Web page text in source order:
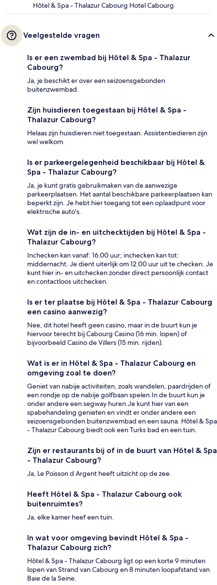
Hôtel & Spa - Thalazur Cabourg Hotel Cabourg
Veelgestelde vragen
Is er een zwembad bij Hôtel & Spa - Thalazur
Cabourg?
Ja, je beschikt er over een seizoensgebonden
buitenzwembad.
Zijn huisdieren toegestaan bij Hôtel & Spa -
Thalazur Cabourg?
Helaas zijn huisdieren niet toegestaan. Assistentiedieren zijn
wel welkom.
Is er parkeergelegenheid beschikbaar bij Hôtel &
Spa - Thalazur Cabourg?
Ja, je kunt gratis gebruikmaken van de aanwezige
parkeerplaatsen. Het aantal beschikbare parkeerplaatsen kan
beperkt zijn. Je hebt hier toegang tot een oplaadpunt voor
elektrische auto's.
Wat zijn de in- en uitchecktijden bij Hôtel & Spa -
Thalazur Cabourg?
Inchecken kan vanaf: 16.00 uur; inchecken kan tot:
middernacht. Je dient uiterlijk om 12.00 uur uit te checken. Je
kunt hier in- en uitchecken zonder direct persoonlijk contact
en contactloos uitchecken.
Is er ter plaatse bij Hôtel & Spa - Thalazur Cabourg
een casino aanwezig?
Nee, dit hotel heeft geen casino, maar in de buurt kun je
hiervoor terecht bij Cabourg Casino (16 min. lopen) of
bijvoorbeeld Casino de Villers (15 min. rijden).
Wat is er in Hôtel & Spa - Thalazur Cabourg en
omgeving zoal te doen?
Geniet van nabije activiteiten, zoals wandelen, paardrijden of
een rondje op de nabije golfbaan spelen.In de buurt kun je
onder andere een segway huren.Je kunt hier van een
spabehandeling genieten en vindt er onder andere een
seizoensgebonden buitenzwembad en een sauna. Hôtel & Spa
- Thalazur Cabourg biedt ook een Turks bad en een tuin.
Zijn er restaurants bij of in de buurt van Hôtel & Spa
- Thalazur Cabourg?
Ja, Le Poisson d Argent heeft uitzicht op de zee.
Heeft Hôtel & Spa - Thalazur Cabourg ook
buitenruimtes?
Ja, elke kamer heef een tuin.
In wat voor omgeving bevindt Hôtel & Spa -
Thalazur Cabourg zich?
Hôtel & Spa - Thalazur Cabourg ligt op een korte 9 minuten
lopen van Strand van Cabourg en 8 minuten loopafstand van
Baie de la Seine.